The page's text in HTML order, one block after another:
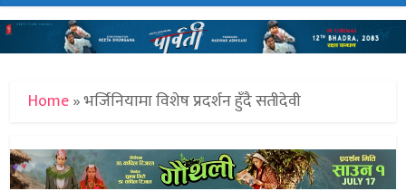
Home»भर्जिनियामा विशेष प्रदर्शन हुँदै सतीदेवी